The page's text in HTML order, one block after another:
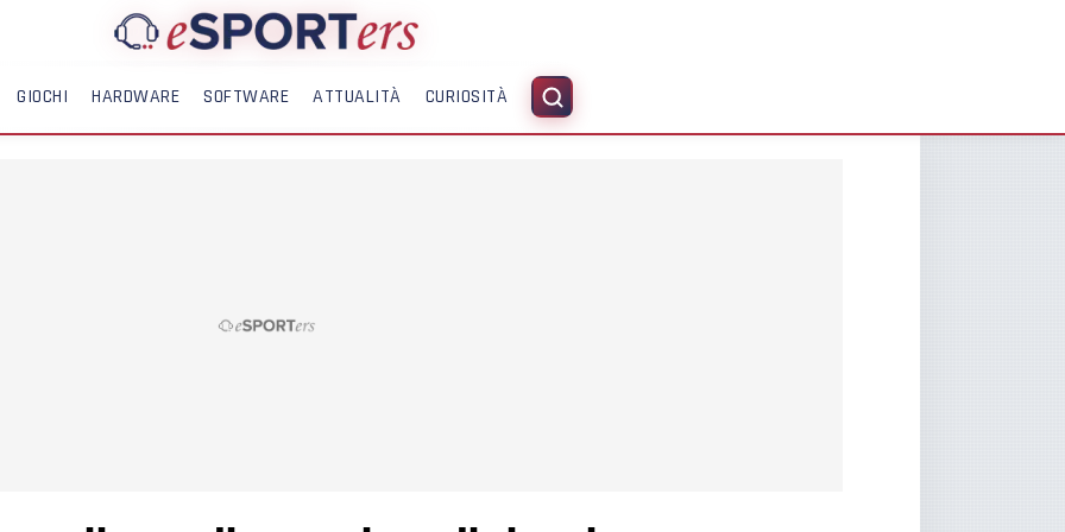
GIOCHI HARDWARE SOFTWARE ATTUALITÀ CURIOSITÀ